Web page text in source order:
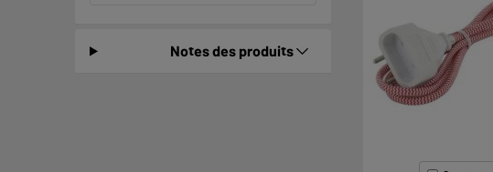
Notes des produits